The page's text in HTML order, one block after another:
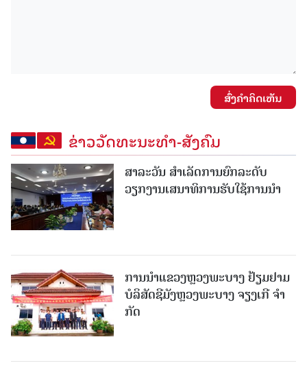
ສົ່ງຄໍາຄິດເຫັນ
ຂ່າວວັດທະນະທຳ-ສັງຄົມ
ສາລະວັນ ສໍາເລັດການຍົກລະດັບ
ວຽກງານເສນາທິການຮັບໃຊ້ການນໍາ
ການນຳແຂວງຫຼວງພະບາງ ຢ້ຽມ​ຢາມ
ບໍ​ລິ​ສັດຊີມັງຫຼວງພະບາງ ຈຽງເກີ ຈໍາ
ກັດ